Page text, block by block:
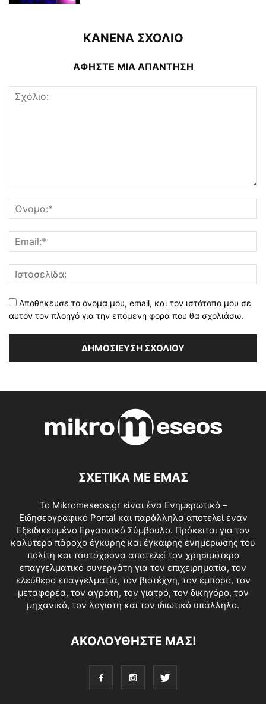
ΚΑΝΕΝΑ ΣΧΟΛΙΟ
ΑΦΗΣΤΕ ΜΙΑ ΑΠΑΝΤΗΣΗ
Αποθήκευσε το όνομά μου, email, και τον ιστότοπο μου σε
αυτόν τον πλοηγό για την επόμενη φορά που θα σχολιάσω.
ΣΧΕΤΙΚΑ ΜΕ ΕΜΑΣ
Το Mikromeseos.gr είναι ένα Ενημερωτικό –
Ειδησεογραφικό Portal και παράλληλα αποτελεί έναν
Εξειδικευμένο Εργασιακό Σύμβουλο. Πρόκειται για τον
καλύτερο πάροχο έγκυρης και έγκαιρης ενημέρωσης του
πολίτη και ταυτόχρονα αποτελεί τον χρησιμότερο
επαγγελματικό συνεργάτη για τον επιχειρηματία, τον
ελεύθερο επαγγελματία, τον βιοτέχνη, τον έμπορο, τον
μεταφορέα, τον αγρότη, τον γιατρό, τον δικηγόρο, τον
μηχανικό, τον λογιστή και τον ιδιωτικό υπάλληλο.
ΑΚΟΛΟΥΘΗΣΤΕ ΜΑΣ!